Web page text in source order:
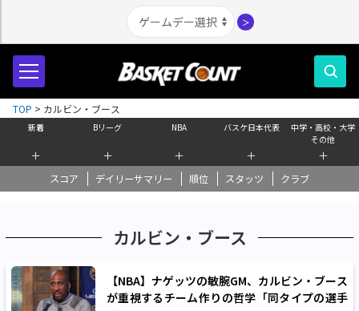
＞
新着
＋
Bリーグ
＋
NBA
＋
バスケ日本代表
＋
中学・高校・大学
その他
＋
スコア デイリーサマリー 順位 スタッツ クラブ
TOP > カルビン・ブース
カルビン・ブース
【NBA】ナゲッツの敏腕GM、カルビン・ブース
が重視するチーム作りの哲学「同タイプの選手